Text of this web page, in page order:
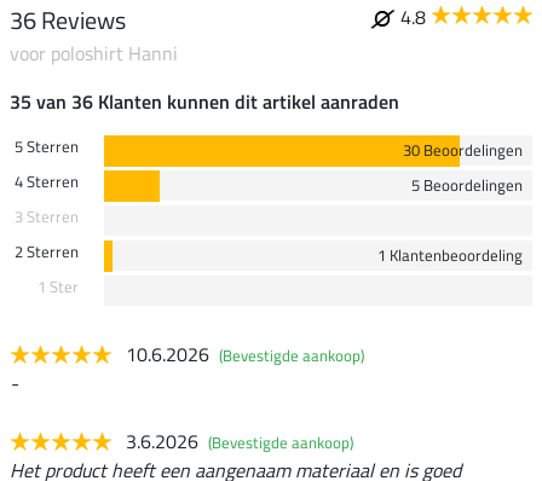
36 Reviews
4.8
voor poloshirt Hanni
35 van 36 Klanten kunnen dit artikel aanraden
5 Sterren
30 Beoordelingen
4 Sterren
5 Beoordelingen
3 Sterren
2 Sterren
1 Klantenbeoordeling
1 Ster
10.6.2026 (Bevestigde aankoop)
-
3.6.2026 (Bevestigde aankoop)
Het product heeft een aangenaam materiaal en is goed